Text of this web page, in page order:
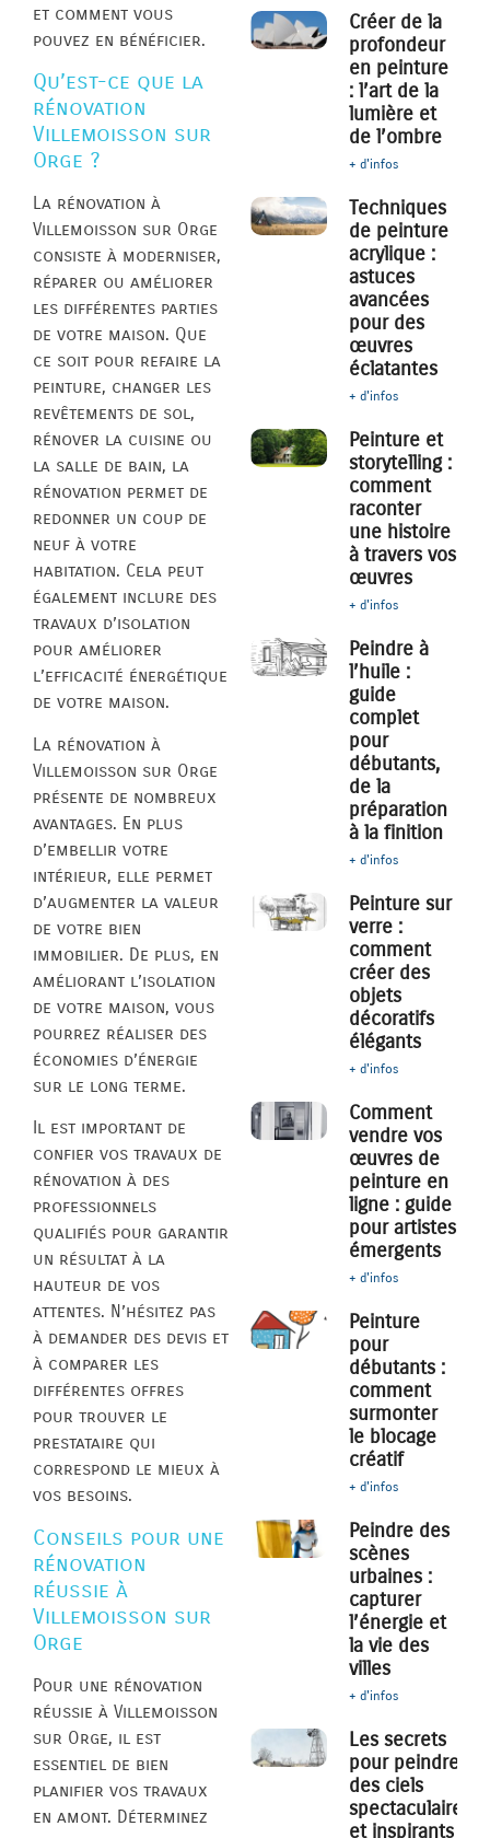
et comment vous
pouvez en bénéficier.
Qu’est-ce que la
rénovation
Villemoisson sur
Orge ?
La rénovation à
Villemoisson sur Orge
consiste à moderniser,
réparer ou améliorer
les différentes parties
de votre maison. Que
ce soit pour refaire la
peinture, changer les
revêtements de sol,
rénover la cuisine ou
la salle de bain, la
rénovation permet de
redonner un coup de
neuf à votre
habitation. Cela peut
également inclure des
travaux d’isolation
pour améliorer
l’efficacité énergétique
de votre maison.
La rénovation à
Villemoisson sur Orge
présente de nombreux
avantages. En plus
d’embellir votre
intérieur, elle permet
d’augmenter la valeur
de votre bien
immobilier. De plus, en
améliorant l’isolation
de votre maison, vous
pourrez réaliser des
économies d’énergie
sur le long terme.
Il est important de
confier vos travaux de
rénovation à des
professionnels
qualifiés pour garantir
un résultat à la
hauteur de vos
attentes. N’hésitez pas
à demander des devis et
à comparer les
différentes offres
pour trouver le
prestataire qui
correspond le mieux à
vos besoins.
Conseils pour une
rénovation
réussie à
Villemoisson sur
Orge
Pour une rénovation
réussie à Villemoisson
sur Orge, il est
essentiel de bien
planifier vos travaux
en amont. Déterminez
Créer de la
profondeur
en peinture
: l’art de la
lumière et
de l’ombre
+ d'infos
Techniques
de peinture
acrylique :
astuces
avancées
pour des
œuvres
éclatantes
+ d'infos
Peinture et
storytelling :
comment
raconter
une histoire
à travers vos
œuvres
+ d'infos
Peindre à
l’huile :
guide
complet
pour
débutants,
de la
préparation
à la finition
+ d'infos
Peinture sur
verre :
comment
créer des
objets
décoratifs
élégants
+ d'infos
Comment
vendre vos
œuvres de
peinture en
ligne : guide
pour artistes
émergents
+ d'infos
Peinture
pour
débutants :
comment
surmonter
le blocage
créatif
+ d'infos
Peindre des
scènes
urbaines :
capturer
l’énergie et
la vie des
villes
+ d'infos
Les secrets
pour peindre
des ciels
spectaculaires
et inspirants